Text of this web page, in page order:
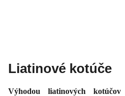
Liatinové kotúče
Výhodou liatinových kotúčov